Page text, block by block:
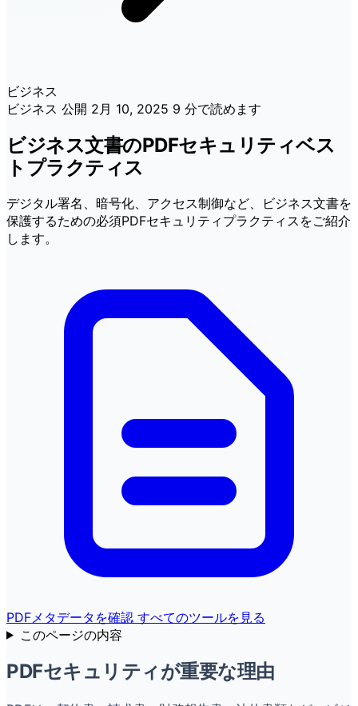
ビジネス
ビジネス 公開 2月 10, 2025 9 分で読めます
ビジネス文書のPDFセキュリティベス
トプラクティス
デジタル署名、暗号化、アクセス制御など、ビジネス文書を
保護するための必須PDFセキュリティプラクティスをご紹介
します。
PDFメタデータを確認 すべてのツールを見る
このページの内容
PDFセキュリティが重要な理由